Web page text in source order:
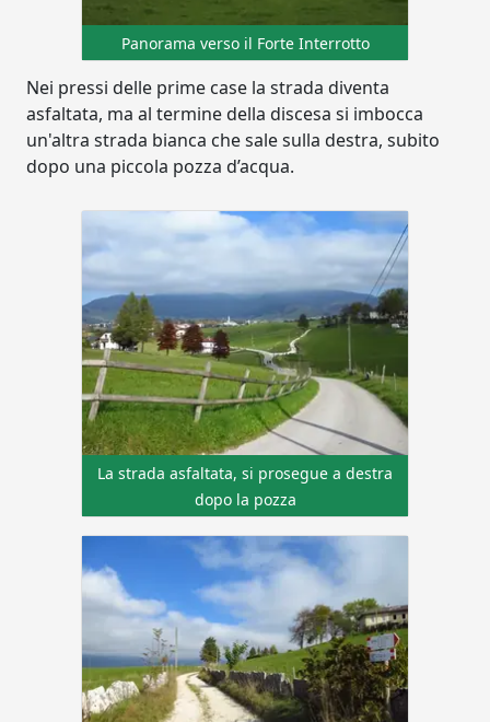
Panorama verso il Forte Interrotto
Nei pressi delle prime case la strada diventa
asfaltata, ma al termine della discesa si imbocca
un'altra strada bianca che sale sulla destra, subito
dopo una piccola pozza d’acqua.
La strada asfaltata, si prosegue a destra
dopo la pozza